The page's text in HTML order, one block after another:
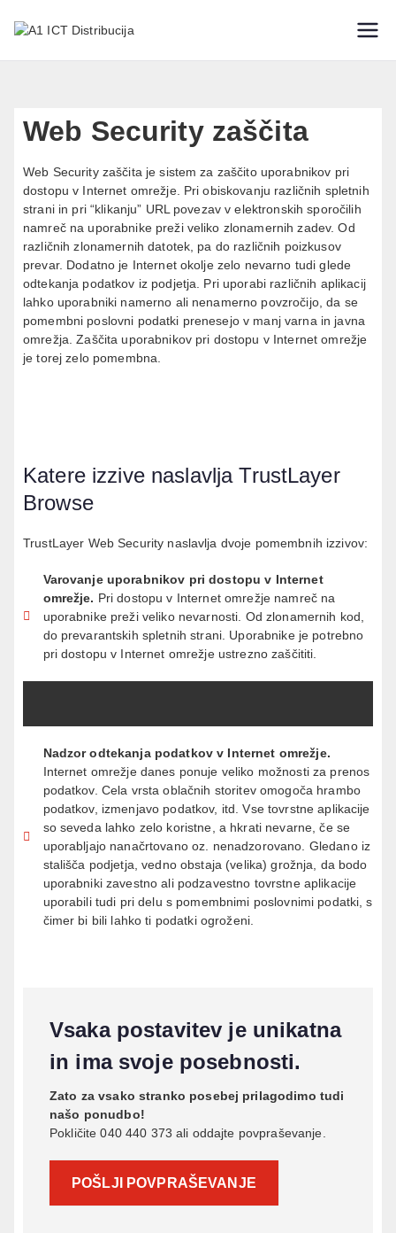
A1 ICT
Web Security zaščita
Web Security zaščita je sistem za zaščito uporabnikov pri
dostopu v Internet omrežje. Pri obiskovanju različnih spletnih
strani in pri “klikanju” URL povezav v elektronskih sporočilih
namreč na uporabnike preži veliko zlonamernih zadev. Od
različnih zlonamernih datotek, pa do različnih poizkusov
prevar. Dodatno je Internet okolje zelo nevarno tudi glede
odtekanja podatkov iz podjetja. Pri uporabi različnih aplikacij
lahko uporabniki namerno ali nenamerno povzročijo, da se
pomembni poslovni podatki prenesejo v manj varna in javna
omrežja. Zaščita uporabnikov pri dostopu v Internet omrežje
je torej zelo pomembna.
Katere izzive naslavlja TrustLayer
Browse
TrustLayer Web Security naslavlja dvoje pomembnih izzivov:
Varovanje uporabnikov pri dostopu v Internet
omrežje. Pri dostopu v Internet omrežje namreč na
uporabnike preži veliko nevarnosti. Od zlonamernih kod,
do prevarantskih spletnih strani. Uporabnike je potrebno
pri dostopu v Internet omrežje ustrezno zaščititi
Nadzor odtekanja podatkov v Internet omrežje.
Internet omrežje danes ponuje veliko možnosti za prenos
podatkov. Cela vrsta oblačnih storitev omogoča hrambo
podatkov, izmenjavo podatkov, itd. Vse tovrstne aplikacije
so seveda lahko zelo koristne, a hkrati nevarne, če se
uporabljajo nanačrtovano oz. nenadzorovano. Gledano iz
stališča podjetja, vedno obstaja (velika) grožnja, da bodo
uporabniki zavestno ali podzavestno tovrstne aplikacije
uporabili tudi pri delu s pomembnimi poslovnimi podatki, s
čimer bi bili lahko ti podatki ogroženi.
Vsaka postavitev je unikatna
in ima svoje posebnosti.
Zato za vsako stranko posebej prilagodimo tudi
našo ponudbo!
Pokličite 040 440 373 ali oddajte povpraševanje.
POŠLJI POVPRAŠEVANJE